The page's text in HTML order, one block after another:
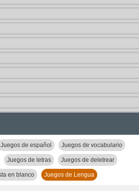
Juegos de español Juegos de vocabulario
Juegos de letras Juegos de deletrear
en blanco Juegos de Lengua